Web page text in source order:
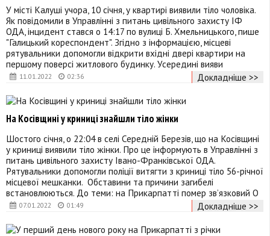
11.01.2022 02:36
У місті Калуші учора, 10 січня, у квартирі виявили тіло чоловіка.
Як повідомили в Управлінні з питань цивільного захисту ІФ
ОДА, інцидент стався о 14:17 по вулиці Б. Хмельницького, пише
"Галицький кореспондент". Згідно з інформацією, місцеві
рятувальники допомогли відкрити вхідні двері квартири на
першому поверсі житлового будинку. Усередині вияви
Докладніше >>
07.01.2022 01:49
На Косівщині у криниці знайшли тіло жінки
Шостого січня, о 22:04 в селі Середній Березів, що на Косівщині
у криниці виявили тіло жінки. Про це інформують в Управлінні з
питань цивільного захисту Івано-Франківської ОДА.
Рятувальники допомогли поліції витягти з криниці тіло 56-річної
місцевої мешканки. Обставини та причини загибелі
встановлюються. До теми: на Прикарпатті помер зв’язковий О
Докладніше >>